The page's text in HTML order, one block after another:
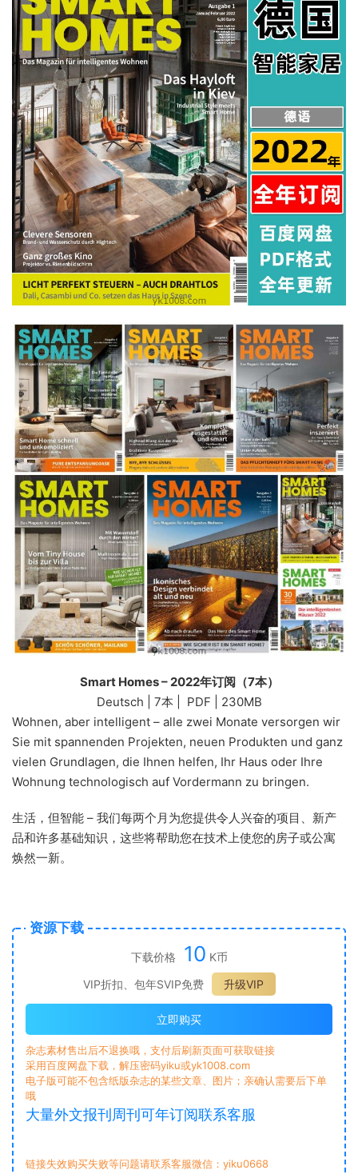
Smart Homes – 2022年订阅（7本）
Deutsch | 7本 | PDF | 230MB
Wohnen, aber intelligent – alle zwei Monate versorgen wir
Sie mit spannenden Projekten, neuen Produkten und ganz
vielen Grundlagen, die Ihnen helfen, Ihr Haus oder Ihre
Wohnung technologisch auf Vordermann zu bringen.
生活，但智能 – 我们每两个月为您提供令人兴奋的项目、新产
品和许多基础知识，这些将帮助您在技术上使您的房子或公寓
焕然一新。
资源下载
下载价格 10 K币
VIP折扣、包年SVIP免费
升级VIP
立即购买
杂志素材售出后不退换哦，支付后刷新页面可获取链接
采用百度网盘下载，解压密码yiku或yk1008.com
电子版可能不包含纸版杂志的某些文章、图片；亲确认需要后下单
哦
大量外文报刊周刊可年订阅联系客服
链接失效购买失败等问题请联系客服微信：yiku0668